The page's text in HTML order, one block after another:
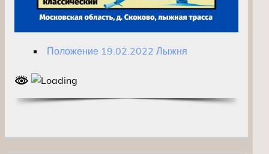
Положение 19.02.2022 Лыжня